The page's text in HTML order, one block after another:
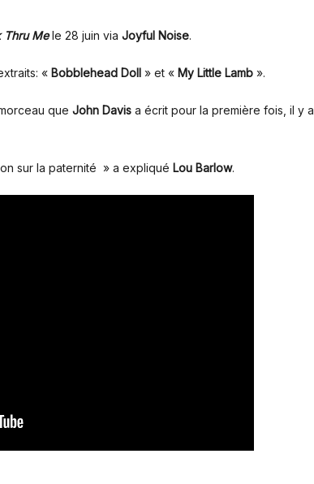
Thru Mele 28 juin via Joyful Noise.
« Bobblehead Doll » et « My Little Lamb ».
que John Davis a écrit pour la première fois, il y a
sur la paternité » a expliqué Lou Barlow.